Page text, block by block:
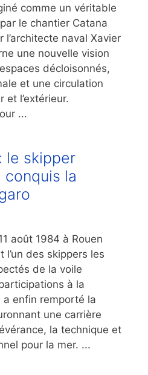
comme un véritable
le chantier Catana
l’architecte naval Xavier
une nouvelle vision
décloisonnés,
et une circulation
et l’extérieur.
...
le skipper
conquis la
août 1984 à Rouen
des skippers les
de la voile
à la
a enfin remporté la
une carrière
la technique et
pour la mer. ...